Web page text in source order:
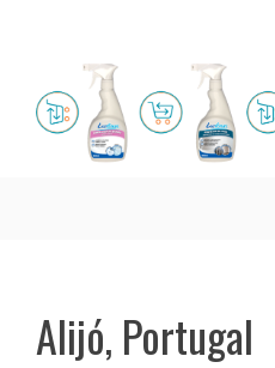
Alijó, Portugal